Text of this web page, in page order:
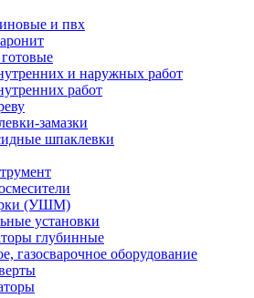
и пвх
и наружных работ
работ
замазки
шпаклевки
(УШМ)
установки
глубинные
газосварочное оборудование